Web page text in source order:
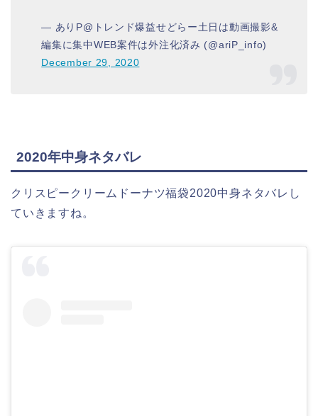
— ありP@トレンド爆益せどらー土日は動画撮影&
編集に集中WEB案件は外注化済み (@ariP_info)
December 29, 2020
2020年中身ネタバレ
クリスピークリームドーナツ福袋2020中身ネタバレし
ていきますね。